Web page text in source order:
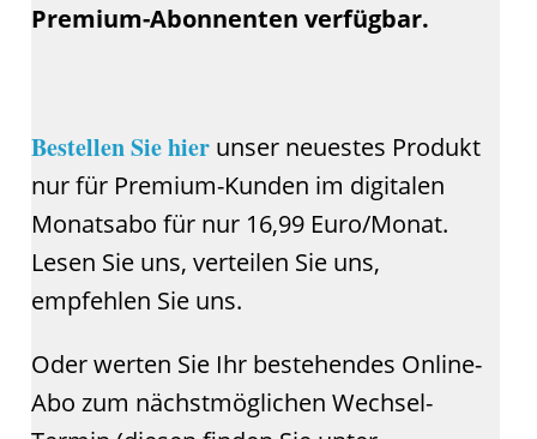
Premium-Abonnenten verfügbar.
Bestellen Sie hier unser neuestes Produkt
nur für Premium-Kunden im digitalen
Monatsabo für nur 16,99 Euro/Monat.
Lesen Sie uns, verteilen Sie uns,
empfehlen Sie uns.
Oder werten Sie Ihr bestehendes Online-
Abo zum nächstmöglichen Wechsel-